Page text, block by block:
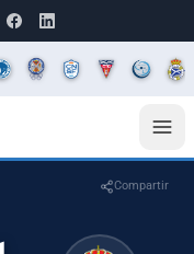
Compartir